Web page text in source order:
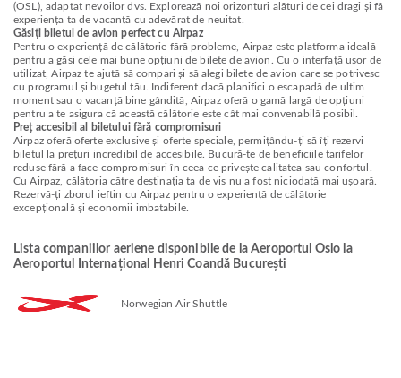
(OSL), adaptat nevoilor dvs. Explorează noi orizonturi alături de cei dragi și fă
experiența ta de vacanță cu adevărat de neuitat.
Găsiți biletul de avion perfect cu Airpaz
Pentru o experiență de călătorie fără probleme, Airpaz este platforma ideală
pentru a găsi cele mai bune opțiuni de bilete de avion. Cu o interfață ușor de
utilizat, Airpaz te ajută să compari și să alegi bilete de avion care se potrivesc
cu programul și bugetul tău. Indiferent dacă planifici o escapadă de ultim
moment sau o vacanță bine gândită, Airpaz oferă o gamă largă de opțiuni
pentru a te asigura că această călătorie este cât mai convenabilă posibil.
Preț accesibil al biletului fără compromisuri
Airpaz oferă oferte exclusive și oferte speciale, permițându-ți să îți rezervi
biletul la prețuri incredibil de accesibile. Bucură-te de beneficiile tarifelor
reduse fără a face compromisuri în ceea ce privește calitatea sau confortul.
Cu Airpaz, călătoria către destinația ta de vis nu a fost niciodată mai ușoară.
Rezervă-ți zborul ieftin cu Airpaz pentru o experiență de călătorie
excepțională și economii imbatabile.
Lista companiilor aeriene disponibile de la Aeroportul Oslo la
Aeroportul Internațional Henri Coandă București
Norwegian Air Shuttle